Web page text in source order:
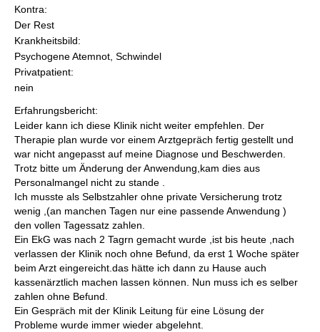
Kontra:
Der Rest
Krankheitsbild:
Psychogene Atemnot, Schwindel
Privatpatient:
nein
Erfahrungsbericht:
Leider kann ich diese Klinik nicht weiter empfehlen. Der
Therapie plan wurde vor einem Arztgepräch fertig gestellt und
war nicht angepasst auf meine Diagnose und Beschwerden.
Trotz bitte um Änderung der Anwendung,kam dies aus
Personalmangel nicht zu stande .
Ich musste als Selbstzahler ohne private Versicherung trotz
wenig ,(an manchen Tagen nur eine passende Anwendung )
den vollen Tagessatz zahlen.
Ein EkG was nach 2 Tagrn gemacht wurde ,ist bis heute ,nach
verlassen der Klinik noch ohne Befund, da erst 1 Woche später
beim Arzt eingereicht.das hätte ich dann zu Hause auch
kassenärztlich machen lassen können. Nun muss ich es selber
zahlen ohne Befund.
Ein Gespräch mit der Klinik Leitung für eine Lösung der
Probleme wurde immer wieder abgelehnt.